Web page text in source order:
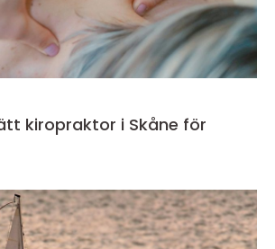
kiropraktor i Skåne för